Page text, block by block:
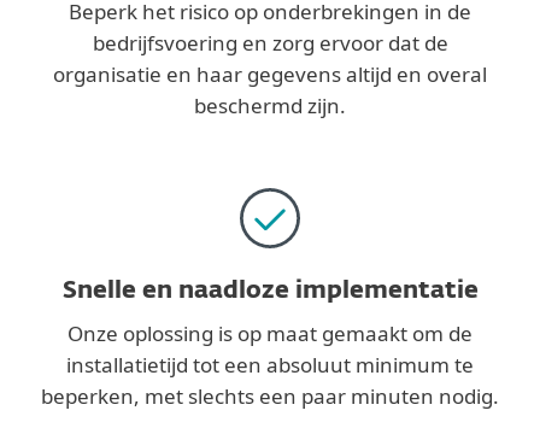
Beperk het risico op onderbrekingen in de
bedrijfsvoering en zorg ervoor dat de
organisatie en haar gegevens altijd en overal
beschermd zijn.
Snelle en naadloze implementatie
Onze oplossing is op maat gemaakt om de
installatietijd tot een absoluut minimum te
beperken, met slechts een paar minuten nodig.